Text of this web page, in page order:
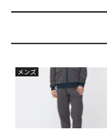
メンズ